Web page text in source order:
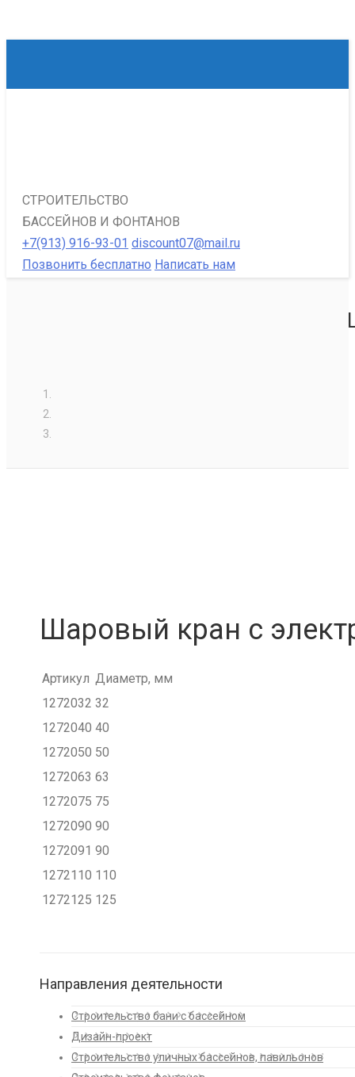
СТРОИТЕЛЬСТВО
БАССЕЙНОВ И ФОНТАНОВ
+7(913) 916-93-01 discount07@mail.ru
Позвонить бесплатно Написать нам
Шаровый кран с
Артикул Диаметр, мм
1272032 32
1272040 40
1272050 50
1272063 63
1272075 75
1272090 90
1272091 90
1272110 110
1272125 125
Направления деятельности
Строительство бани с бассейном
Дизайн-проект
Строительство уличных бассейнов, павильонов